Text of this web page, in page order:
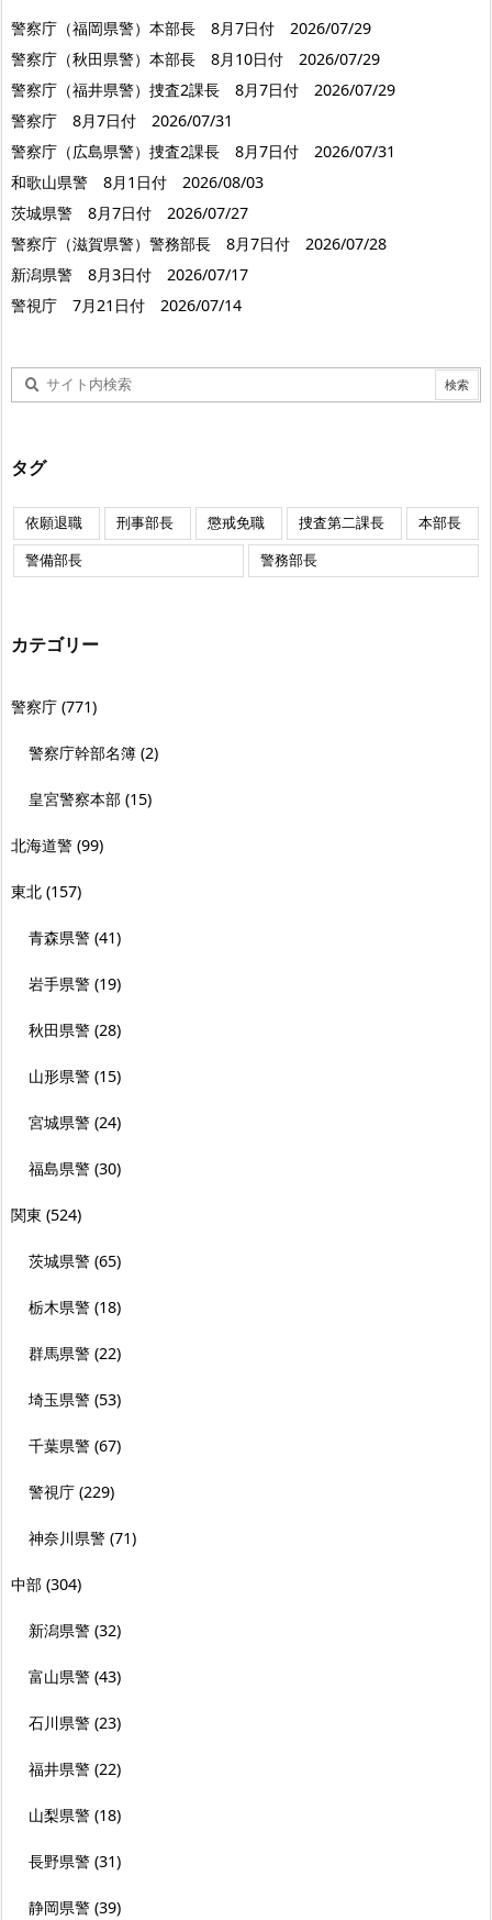
警察庁（福岡県警）本部長 8月7日付 2026/07/29
警察庁（秋田県警）本部長 8月10日付 2026/07/29
警察庁（福井県警）捜査2課長 8月7日付 2026/07/29
警察庁 8月7日付 2026/07/31
警察庁（広島県警）捜査2課長 8月7日付 2026/07/31
和歌山県警 8月1日付 2026/08/03
茨城県警 8月7日付 2026/07/27
警察庁（滋賀県警）警務部長 8月7日付 2026/07/28
新潟県警 8月3日付 2026/07/17
警視庁 7月21日付 2026/07/14
タグ
依願退職 刑事部長 懲戒免職 捜査第二課長
本部長
警備部長
警務部長
カテゴリー
警察庁 (771)
警察庁幹部名簿 (2)
皇宮警察本部 (15)
北海道警 (99)
東北 (157)
青森県警 (41)
岩手県警 (19)
秋田県警 (28)
山形県警 (15)
宮城県警 (24)
福島県警 (30)
関東 (524)
茨城県警 (65)
栃木県警 (18)
群馬県警 (22)
埼玉県警 (53)
千葉県警 (67)
警視庁 (229)
神奈川県警 (71)
中部 (304)
新潟県警 (32)
富山県警 (43)
石川県警 (23)
福井県警 (22)
山梨県警 (18)
長野県警 (31)
静岡県警 (39)